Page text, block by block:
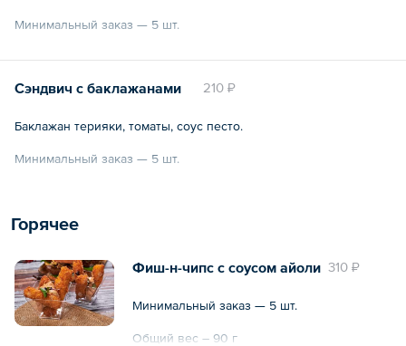
Минимальный заказ — 5 шт.
Общий вес – 160 г
210 ₽
Сэндвич с баклажанами
Баклажан терияки, томаты, соус песто.
Минимальный заказ — 5 шт.
Горячее
310 ₽
Фиш-н-чипс с соусом айоли
Минимальный заказ — 5 шт.
Общий вес – 90 г